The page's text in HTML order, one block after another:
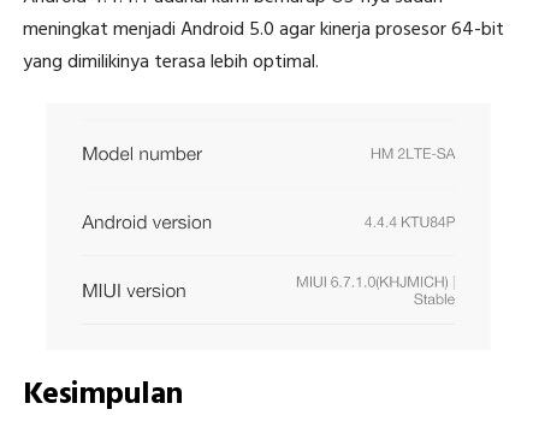
meningkat menjadi Android 5.0 agar kinerja prosesor 64-bit
yang dimilikinya terasa lebih optimal.
Kesimpulan